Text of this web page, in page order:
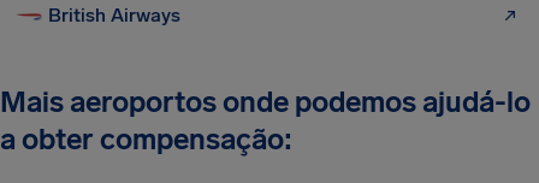
British Airways
Mais aeroportos onde podemos ajudá-lo
a obter compensação: